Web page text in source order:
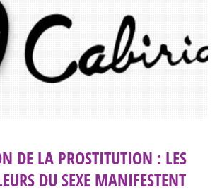
DE LA PROSTITUTION : LES
DU SEXE MANIFESTENT